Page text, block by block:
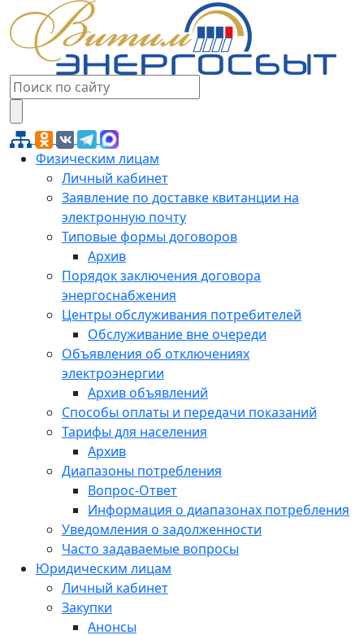
Физическим лицам
Личный кабинет
Заявление по доставке квитанции на
электронную почту
Типовые формы договоров
Архив
Порядок заключения договора
энергоснабжения
Центры обслуживания потребителей
Обслуживание вне очереди
Объявления об отключениях
электроэнергии
Архив объявлений
Способы оплаты и передачи показаний
Тарифы для населения
Архив
Диапазоны потребления
Вопрос-Ответ
Информация о диапазонах потребления
Уведомления о задолженности
Часто задаваемые вопросы
Юридическим лицам
Личный кабинет
Закупки
Анонсы